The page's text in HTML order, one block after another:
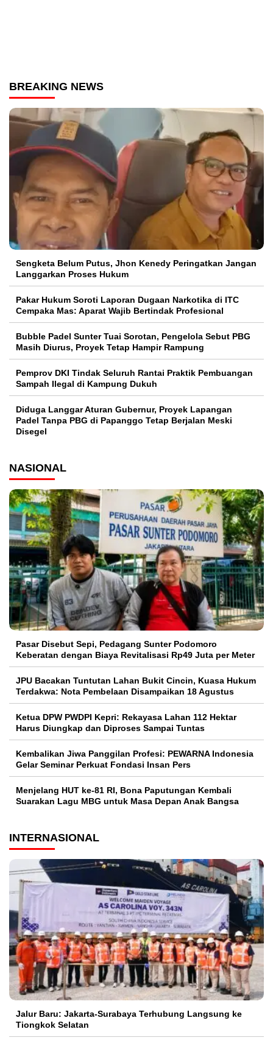
BREAKING NEWS
Sengketa Belum Putus, Jhon Kenedy Peringatkan Jangan
Langgarkan Proses Hukum
Pakar Hukum Soroti Laporan Dugaan Narkotika di ITC
Cempaka Mas: Aparat Wajib Bertindak Profesional
Bubble Padel Sunter Tuai Sorotan, Pengelola Sebut PBG
Masih Diurus, Proyek Tetap Hampir Rampung
Pemprov DKI Tindak Seluruh Rantai Praktik Pembuangan
Sampah Ilegal di Kampung Dukuh
Diduga Langgar Aturan Gubernur, Proyek Lapangan
Padel Tanpa PBG di Papanggo Tetap Berjalan Meski
Disegel
NASIONAL
Pasar Disebut Sepi, Pedagang Sunter Podomoro
Keberatan dengan Biaya Revitalisasi Rp49 Juta per Meter
JPU Bacakan Tuntutan Lahan Bukit Cincin, Kuasa Hukum
Terdakwa: Nota Pembelaan Disampaikan 18 Agustus
Ketua DPW PWDPI Kepri: Rekayasa Lahan 112 Hektar
Harus Diungkap dan Diproses Sampai Tuntas
Kembalikan Jiwa Panggilan Profesi: PEWARNA Indonesia
Gelar Seminar Perkuat Fondasi Insan Pers
Menjelang HUT ke-81 RI, Bona Paputungan Kembali
Suarakan Lagu MBG untuk Masa Depan Anak Bangsa
INTERNASIONAL
Jalur Baru: Jakarta-Surabaya Terhubung Langsung ke
Tiongkok Selatan